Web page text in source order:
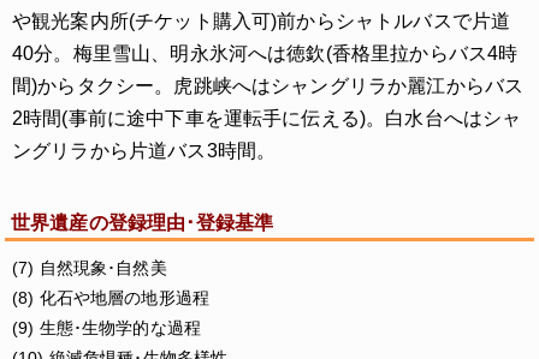
や観光案内所(チケット購入可)前からシャトルバスで片道
40分。梅里雪山、明永氷河へは徳欽(香格里拉からバス4時
間)からタクシー。虎跳峡へはシャングリラか麗江からバス
2時間(事前に途中下車を運転手に伝える)。白水台へはシャ
ングリラから片道バス3時間。
世界遺産の登録理由･登録基準
(7) 自然現象･自然美
(8) 化石や地層の地形過程
(9) 生態･生物学的な過程